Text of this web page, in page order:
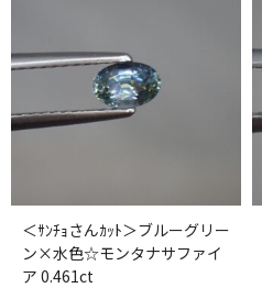
＜ｻﾝﾁｮさんｶｯﾄ＞ブルーグリー
ン×水色☆モンタナサファイ
ア 0.461ct